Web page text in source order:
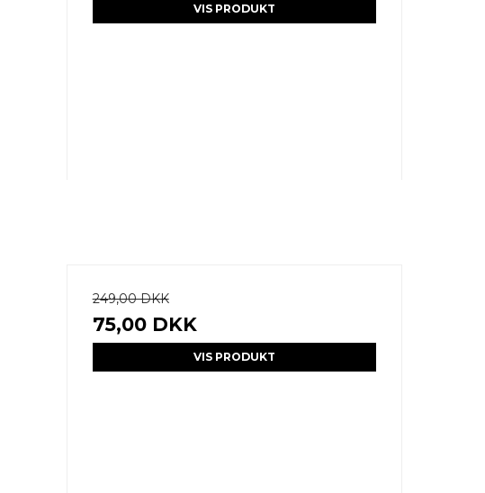
VIS PRODUKT
249,00 DKK
75,00 DKK
VIS PRODUKT